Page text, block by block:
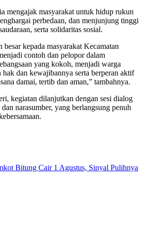
mengajak masyarakat untuk hidup rukun
perbedaan, dan menjunjung tinggi
serta solidaritas sosial.
besar kepada masyarakat Kecamatan
contoh dan pelopor dalam
yang kokoh, menjadi warga
hak dan kewajibannya serta berperan aktif
damai, tertib dan aman,” tambahnya.
kegiatan dilanjutkan dengan sesi dialog
narasumber, yang berlangsung penuh
Bitung Cair 1 Agustus, Sinyal Pulihnya